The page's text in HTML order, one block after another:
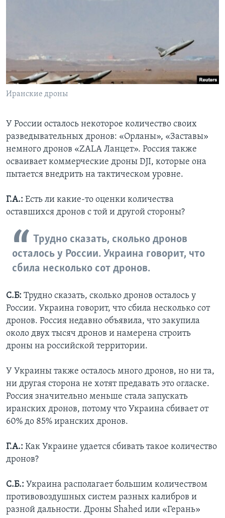
Иранские дроны
У России осталось некоторое количество своих
разведывательных дронов: «Орланы», «Заставы»
немного дронов «ZALA Ланцет». Россия также
осваивает коммерческие дроны DJI, которые она
пытается внедрить на тактическом уровне.
Г.А.: Есть ли какие-то оценки количества
оставшихся дронов с той и другой стороны?
Трудно сказать, сколько дронов
осталось у России. Украина говорит, что
сбила несколько сот дронов.
С.Б: Трудно сказать, сколько дронов осталось у
России. Украина говорит, что сбила несколько сот
дронов. Россия недавно объявила, что закупила
около двух тысяч дронов и намерена строить
дроны на российской территории.
У Украины также осталось много дронов, но ни та,
ни другая сторона не хотят предавать это огласке.
Россия значительно меньше стала запускать
иранских дронов, потому что Украина сбивает от
60% до 85% иранских дронов.
Г.А.: Как Украине удается сбивать такое количество
дронов?
С.Б.: Украина располагает большим количеством
противовоздушных систем разных калибров и
разной дальности. Дроны Shahed или «Герань»